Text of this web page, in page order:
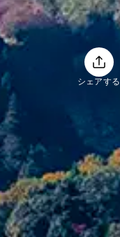
シェアする